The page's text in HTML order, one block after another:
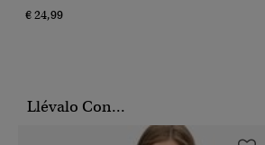
€ 24,99
Llévalo Con...